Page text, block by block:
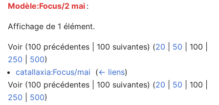
Modèle:Focus/2 mai :
Affichage de 1 élément.
Voir (100 précédentes 100 suivantes) (20 50 100
250
500)
catallaxia:Focus/mai (← liens)
Voir (100 précédentes 100 suivantes) (20 50 100
250
500)